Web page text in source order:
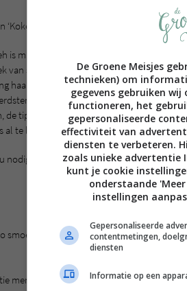
met Sterren’: DE TEMPEH-
is maar raar spul.
van sojabonen”. Ze kunnen wel meer
haalt ruikt het naar plastic en zo voelt het
niet, we probeerden het gewoon.
de tip om de tempeh eerst 10 minuten te
te laat.)
smoezelig uitziet als de onze, weet u dat
mensen. Het sleutelwoord.)
De Groene Meisjes
technieken) om
gegevens gebruiken
functioneren, het
gepersonaliseerde
effectiviteit van
diensten te verbeteren.
zoals unieke advertentie
kunt je cookie
onderstaande
instellingen
Gepersonaliseerde
contentmetingen,
diensten
Informatie op een